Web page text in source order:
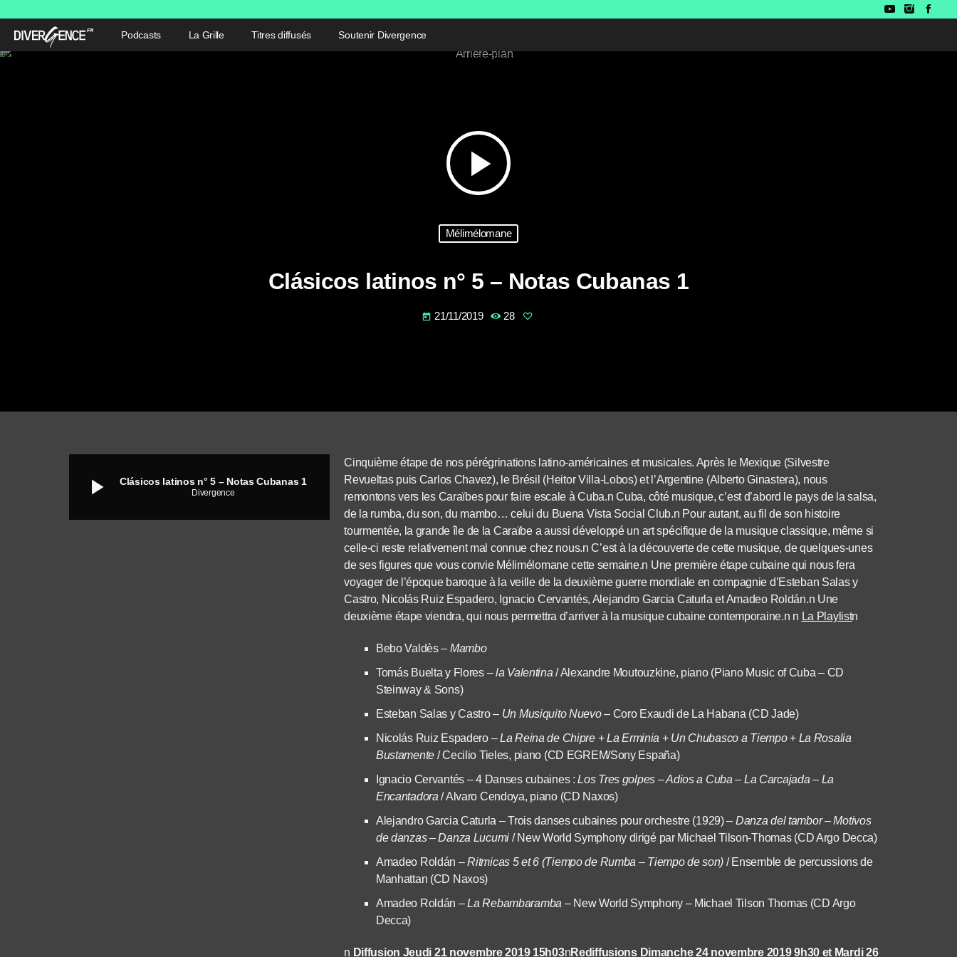
Podcasts La Grille Titres diffusés Soutenir Divergence
play_arrow
Mélimélomane
Clásicos latinos n° 5 – Notas Cubanas 1
today 21/11/2019 28
play_arrow Clásicos latinos n° 5 – Notas Cubanas 1
Divergence
Cinquième étape de nos pérégrinations latino-américaines et musicales. Après le Mexique (Silvestre
Revueltas puis Carlos Chavez), le Brésil (Heitor Villa-Lobos) et l’Argentine (Alberto Ginastera), nous
remontons vers les Caraïbes pour faire escale à Cuba.n Cuba, côté musique, c’est d’abord le pays de la salsa,
de la rumba, du son, du mambo… celui du Buena Vista Social Club.n Pour autant, au fil de son histoire
tourmentée, la grande île de la Caraïbe a aussi développé un art spécifique de la musique classique, même si
celle-ci reste relativement mal connue chez nous.n C’est à la découverte de cette musique, de quelques-unes
de ses figures que vous convie Mélimélomane cette semaine.n Une première étape cubaine qui nous fera
voyager de l’époque baroque à la veille de la deuxième guerre mondiale en compagnie d’Esteban Salas y
Castro, Nicolás Ruiz Espadero, Ignacio Cervantés, Alejandro Garcia Caturla et Amadeo Roldán.n Une
deuxième étape viendra, qui nous permettra d’arriver à la musique cubaine contemporaine.n n La Playlistn
Bebo Valdès – Mambo
Tomás Buelta y Flores–la Valentina / Alexandre Moutouzkine, piano (Piano Music of Cuba – CD
Steinway & Sons)
Esteban Salas y Castro – Un Musiquito Nuevo– Coro Exaudi de La Habana (CD Jade)
Nicolás Ruiz Espadero –La Reina de Chipre+La Erminia + Un Chubasco a Tiempo+ La Rosalia
Bustamente / Cecilio Tieles, piano (CD EGREM/Sony España)
Ignacio Cervantés – 4 Danses cubaines :Los Tres golpes – Adios a Cuba – La Carcajada – La
Encantadora / Alvaro Cendoya, piano (CD Naxos)
Alejandro Garcia Caturla – Trois danses cubaines pour orchestre (1929) – Danza del tambor – Motivos
de danzas – Danza Lucumi/ New World Symphony dirigé par Michael Tilson-Thomas (CD Argo Decca)
Amadeo Roldán –Ritmicas 5 et 6 (Tiempo de Rumba – Tiempo de son) / Ensemble de percussions de
Manhattan (CD Naxos)
Amadeo Roldán –La Rebambaramba – New World Symphony – Michael Tilson Thomas (CD Argo
Decca)
n Diffusion Jeudi 21 novembre 2019 15h03nRediffusions Dimanche 24 novembre 2019 9h30 et Mardi 26